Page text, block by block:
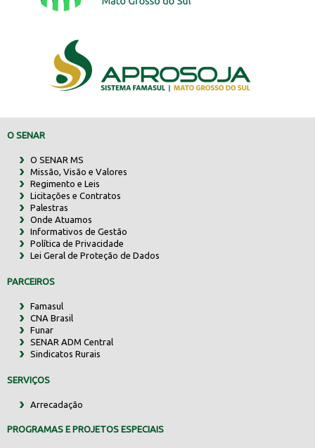
O SENAR
O SENAR MS
Missão, Visão e Valores
Regimento e Leis
Licitações e Contratos
Palestras
Onde Atuamos
Informativos de Gestão
Política de Privacidade
Lei Geral de Proteção de Dados
PARCEIROS
Famasul
CNA Brasil
Funar
SENAR ADM Central
Sindicatos Rurais
SERVIÇOS
Arrecadação
PROGRAMAS E PROJETOS ESPECIAIS